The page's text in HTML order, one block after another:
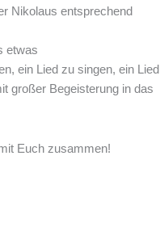
Nikolaus entsprechend
etwas
ein Lied zu singen, ein Lied
großer Begeisterung in das
Euch zusammen!